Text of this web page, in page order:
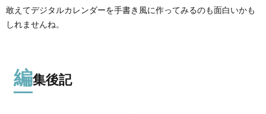
敢えてデジタルカレンダーを手書き風に作ってみるのも面白いかも
しれませんね。
編集後記